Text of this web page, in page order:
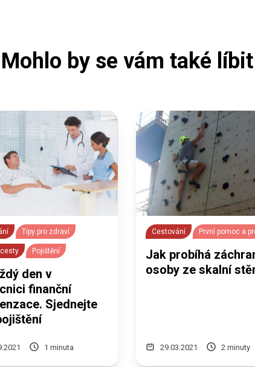
Mohlo by se vám také líbit
Tipy pro zdraví
Pojištění
den v
finanční
Sjednejte
1 minuta
Cestování První pomoc a
Jak probíhá
osoby ze skalní
29.03.2021 2 minuty